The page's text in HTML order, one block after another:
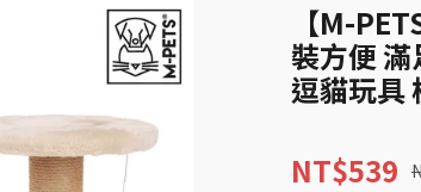
【M-
裝方便
逗貓玩具
NT$539